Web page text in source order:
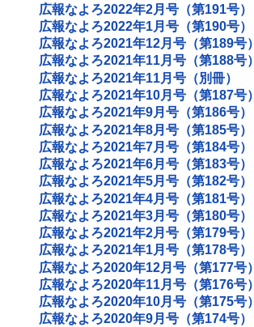
広報なよろ2022年2月号（第191号）
広報なよろ2022年1月号（第190号）
広報なよろ2021年12月号（第189号）
広報なよろ2021年11月号（第188号）
広報なよろ2021年11月号（別冊）
広報なよろ2021年10月号（第187号）
広報なよろ2021年9月号（第186号）
広報なよろ2021年8月号（第185号）
広報なよろ2021年7月号（第184号）
広報なよろ2021年6月号（第183号）
広報なよろ2021年5月号（第182号）
広報なよろ2021年4月号（第181号）
広報なよろ2021年3月号（第180号）
広報なよろ2021年2月号（第179号）
広報なよろ2021年1月号（第178号）
広報なよろ2020年12月号（第177号）
広報なよろ2020年11月号（第176号）
広報なよろ2020年10月号（第175号）
広報なよろ2020年9月号（第174号）